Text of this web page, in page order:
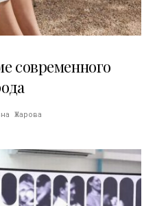
современного
Жарова